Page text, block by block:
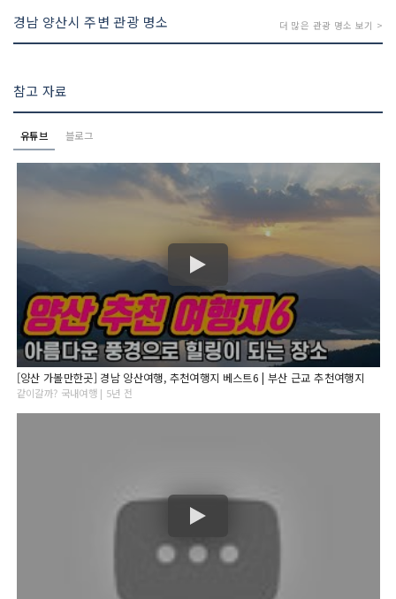
경남 양산시 주변 관광 명소 더 많은 관광 명소 보기 >
참고 자료
유튜브 블로그
[양산 가볼만한곳] 경남 양산여행, 추천여행지 베스트6 | 부산 근교 추천여행지
같이갈까? 국내여행 | 5년 전